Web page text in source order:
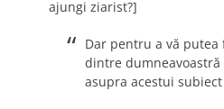
ajungi ziarist?]
Dar pentru a vă putea
dintre dumneavoastră
asupra acestui subiect